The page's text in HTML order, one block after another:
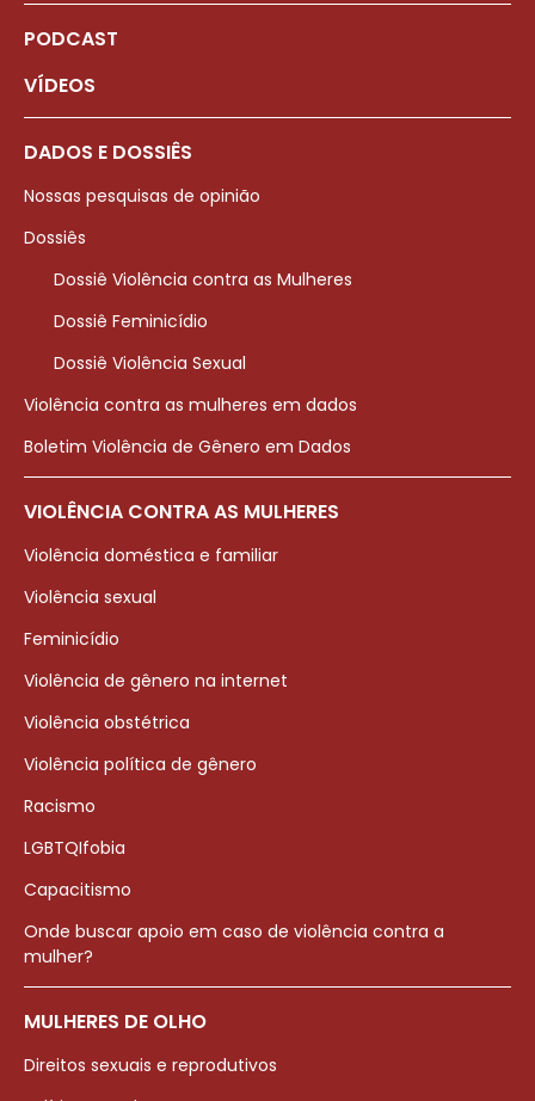
PODCAST
VÍDEOS
DADOS E DOSSIÊS
Nossas pesquisas de opinião
Dossiês
Dossiê Violência contra as Mulheres
Dossiê Feminicídio
Dossiê Violência Sexual
Violência contra as mulheres em dados
Boletim Violência de Gênero em Dados
VIOLÊNCIA CONTRA AS MULHERES
Violência doméstica e familiar
Violência sexual
Feminicídio
Violência de gênero na internet
Violência obstétrica
Violência política de gênero
Racismo
LGBTQIfobia
Capacitismo
Onde buscar apoio em caso de violência contra a
mulher?
MULHERES DE OLHO
Direitos sexuais e reprodutivos